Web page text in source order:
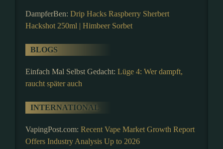
DampferBen: Drip Hacks Raspberry Sherbert
Hackshot 250ml | Himbeer Sorbet
BLOGS
Einfach Mal Selbst Gedacht: Lüge 4: Wer dampft,
raucht später auch
INTERNATIONAL
VapingPost.com: Recent Vape Market Growth Report
Offers Industry Analysis Up to 2026